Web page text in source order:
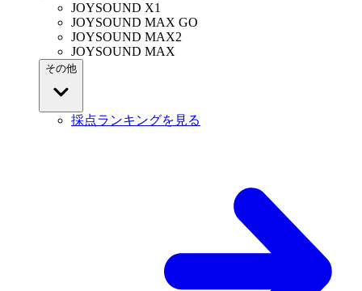
JOYSOUND X1
JOYSOUND MAX GO
JOYSOUND MAX2
JOYSOUND MAX
その他
採点ランキングを見る